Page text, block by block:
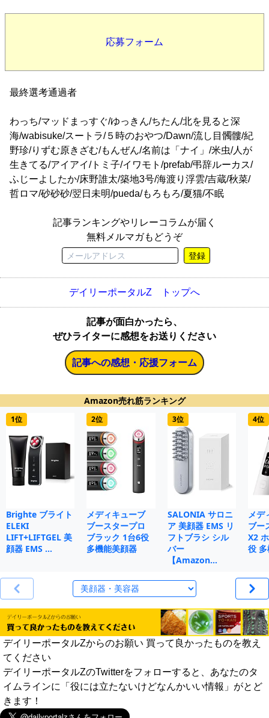
応募フォーム
最終選考通過者
わっち/マッドまっすぐ/ゆっきん/ちたん/北を見ると深
海/wabisuke/スートラ/５時のおやつ/Dawn/流し目髑髏/紀
野珍/りずむ原きざむ/もんぜん/名前は「ナイ」/米虫/人が
生きてる/アイアイ/トミ子/イワモト/prefab/弔辞ルーカス/
ふじーよしたか/床野誰太/築地3号/海渡り浮雲/吉蔵/秋菜/
哲ロマ/砂砂砂/翌日未明/pueda/もろもろ/夏猫/不眠
記事ランキングやリレーコラムが届く
無料メルマガもどうぞ
登録
デイリーポータルZ トップへ
記事が面白かったら、
ぜひライターに感想をお送りください
記事への感想・応援フォーム
Amazon売れ筋ランキング
1位
Brighte ブライト
ELEKI
LIFT+LIFTGEL 美
顔器 EMS …
2位
メディキューブ
ブースタープロ
ブラック 1台6役
多機能美顔器
3位
SALONIA サロニ
ア 美顔器 EMS リ
フトブラシ シル
バー
【Amazon…
4位
メデ
ブー
X2
役
デイリーポータルZからのお願い 買って良かったものを教え
てください
デイリーポータルZのTwitterをフォローすると、あなたのタ
イムラインに「役には立たないけどなんかいい情報」がとど
きます！